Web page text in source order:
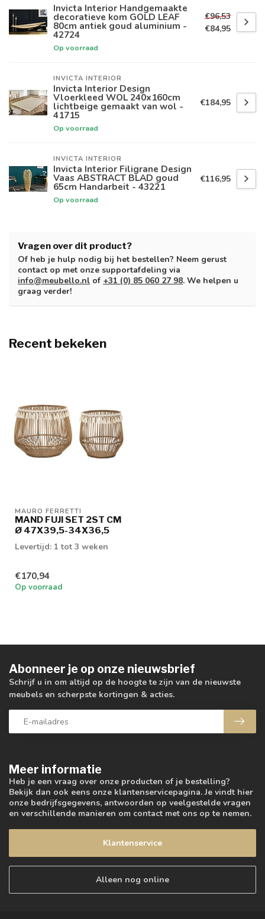
Invicta Interior Handgemaakte
decoratieve kom GOLD LEAF
80cm antiek goud aluminium -
42724
Op voorraad
€96,53
€84,95
INVICTA INTERIOR
Invicta Interior Design
Vloerkleed WOL 240x160cm
lichtbeige gemaakt van wol -
41715
Op voorraad
€184,95
INVICTA INTERIOR
Invicta Interior Filigrane Design
Vaas ABSTRACT BLAD goud
65cm Handarbeit - 43221
Op voorraad
€116,95
Vragen over dit product?
Of heb je hulp nodig bij het bestellen? Neem gerust
contact op met onze supportafdeling via
info@meubello.nl of +31 (0) 85 060 27 98. We helpen u
graag verder!
Recent bekeken
MAURO FERRETTI
MAND FUJI SET 2ST CM
Ø 47X39,5-34X36,5
Levertijd: 1 tot 3 weken
€170,94
Op voorraad
Meer informatie
Heb je een vraag over onze producten of je bestelling?
Bekijk dan ook eens onze klantenservicepagina. Je vindt hier
onze bedrijfsgegevens, antwoorden op veelgestelde vragen
en verschillende manieren om contact met ons op te nemen.
Klantenservice
Alleen nog online
Abonneer je op onze nieuwsbrief
Schrijf u in om altijd op de hoogte te zijn van de nieuwste
meubels en scherpste kortingen & acties.